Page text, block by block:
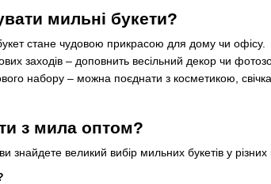
мильні букети?
стане чудовою прикрасою для дому чи офісу.
заходів – доповнить весільний декор чи
набору – можна поєднати з косметикою,
з мила оптом?
знайдете великий вибір мильних букетів у